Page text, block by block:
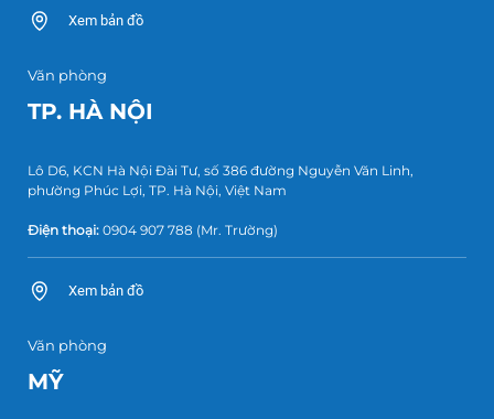
Xem bản đồ
Văn phòng
TP. HÀ NỘI
Lô D6, KCN Hà Nội Đài Tư, số 386 đường Nguyễn Văn Linh,
phường Phúc Lợi, TP. Hà Nội, Việt Nam
Điện thoại: 0904 907 788 (Mr. Trường)
Xem bản đồ
Văn phòng
MỸ